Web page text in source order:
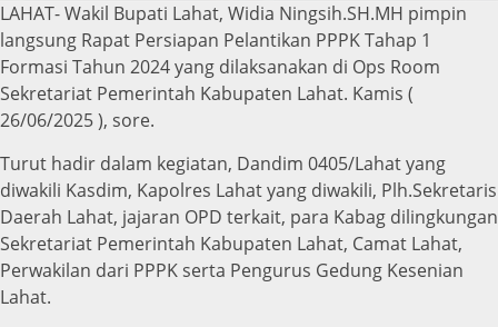
LAHAT- Wakil Bupati Lahat, Widia Ningsih.SH.MH pimpin
langsung Rapat Persiapan Pelantikan PPPK Tahap 1
Formasi Tahun 2024 yang dilaksanakan di Ops Room
Sekretariat Pemerintah Kabupaten Lahat. Kamis (
26/06/2025 ), sore.
Turut hadir dalam kegiatan, Dandim 0405/Lahat yang
diwakili Kasdim, Kapolres Lahat yang diwakili, Plh.Sekretaris
Daerah Lahat, jajaran OPD terkait, para Kabag dilingkungan
Sekretariat Pemerintah Kabupaten Lahat, Camat Lahat,
Perwakilan dari PPPK serta Pengurus Gedung Kesenian
Lahat.